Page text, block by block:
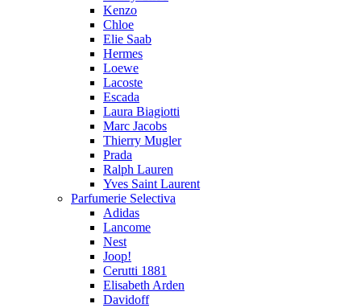
Kenzo
Chloe
Elie Saab
Hermes
Loewe
Lacoste
Escada
Laura Biagiotti
Marc Jacobs
Thierry Mugler
Prada
Ralph Lauren
Yves Saint Laurent
Parfumerie Selectiva
Adidas
Lancome
Nest
Joop!
Cerutti 1881
Elisabeth Arden
Davidoff